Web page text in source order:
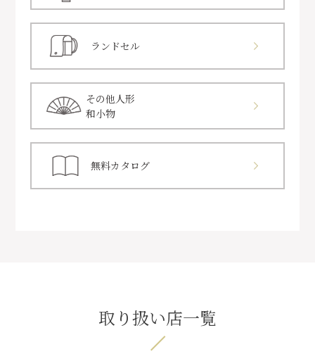
ランドセル
その他人形
和小物
無料カタログ
取り扱い店一覧